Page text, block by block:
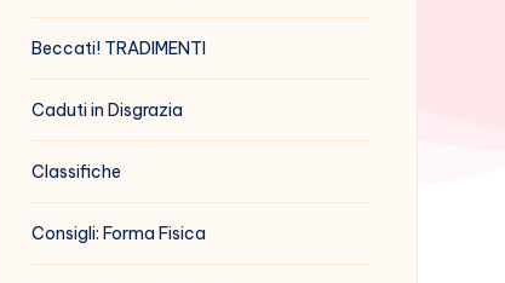
Beccati! TRADIMENTI
Caduti in Disgrazia
Classifiche
Consigli: Forma Fisica